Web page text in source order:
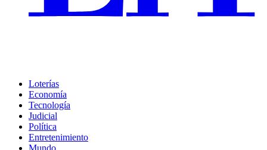
Loterías
Economía
Tecnología
Judicial
Política
Entretenimiento